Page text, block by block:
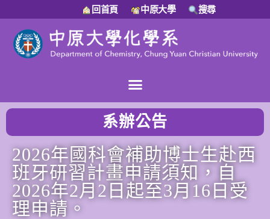
回首頁 中原大學 搜尋
系辦公告
2026年國科會補助博士生赴西
班牙研習計畫申請須知，自
2026年2月2日起至3月16日受
理申請。